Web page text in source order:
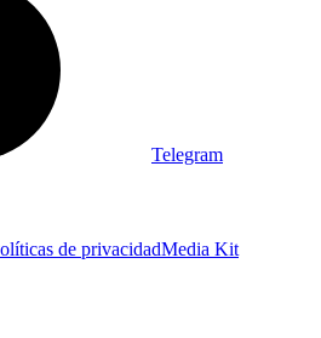
Telegram
de privacidadMedia Kit